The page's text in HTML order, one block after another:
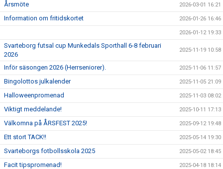
Årsmöte 2026-03-01 16:21
Information om fritidskortet 2026-01-26 16:46
2026-01-12 19:33
Svarteborg futsal cup Munkedals Sporthall 6-8 februari
2026
2025-11-19 10:58
Inför säsongen 2026 (Herrseniorer). 2025-11-06 11:57
Bingolottos julkalender 2025-11-05 21:09
Halloweenpromenad 2025-11-03 08:02
Viktigt meddelande! 2025-10-11 17:13
Välkomna på ÅRSFEST 2025! 2025-09-12 19:48
Ett stort TACK!! 2025-05-14 19:30
Svarteborgs fotbollsskola 2025 2025-05-02 18:45
Facit tipspromenad! 2025-04-18 18:14